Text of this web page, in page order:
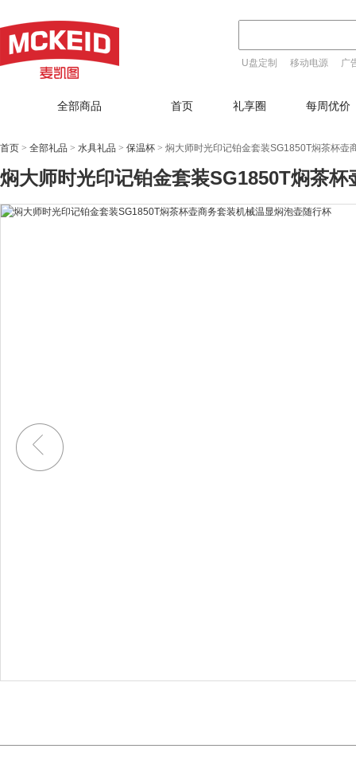
U盘定制 移动电源 广
全部商品 首页 礼享圈 每周优价
首页 > 全部礼品 > 水具礼品 > 保温杯 > 焖大师时光印记铂金套装SG1850T焖茶杯壶
焖大师时光印记铂金套装SG1850T焖茶